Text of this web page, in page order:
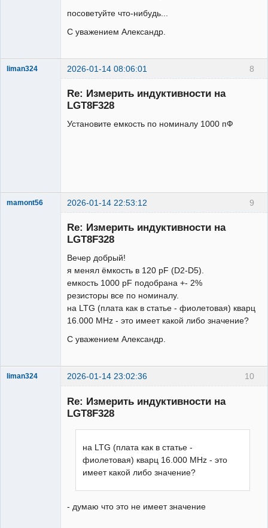
посоветуйте что-нибудь...
С уважением Александр.
8
liman324 2026-01-14 08:06:01
Re: Измерить индуктивности на
LGT8F328
Установите емкость по номиналу 1000 пФ
9
mamont56 2026-01-14 22:53:12
Re: Измерить индуктивности на
LGT8F328
Вечер добрый!
я менял ёмкость в 120 pF (D2-D5).
емкость 1000 pF подобрана +- 2%
резисторы все по номиналу.
на LTG (плата как в статье - фиолетовая) кварц
16.000 MHz - это имеет какой либо значение?
С уважением Александр.
10
liman324 2026-01-14 23:02:36
Re: Измерить индуктивности на
LGT8F328
на LTG (плата как в статье -
фиолетовая) кварц 16.000 MHz - это
имеет какой либо значение?
- думаю что это не имеет значение